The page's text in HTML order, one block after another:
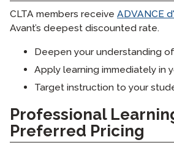
CLTA members receive ADVANCE
Avant’s deepest discounted rate.
Deepen your understanding
Apply learning immediately in
Target instruction to your
Professional
Preferred Pricing